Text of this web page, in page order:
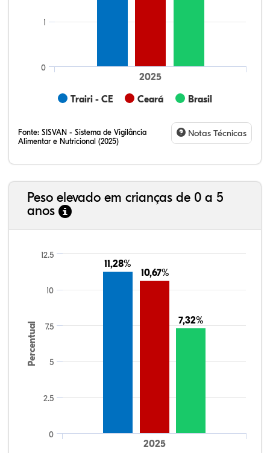
Trairi - CE Ceará Brasil
2025
0
1
Fonte: SISVAN - Sistema de Vigilância
Alimentar e Nutricional (2025)
Notas Técnicas
Peso elevado em crianças de 0 a 5
anos
Percentual
11,28%
11,28%
10,67%
10,67%
7,32%
7,32%
2025
0
2.5
5
7.5
10
12.5